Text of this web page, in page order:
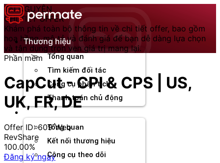
Chuyển
đến
nội
dungThương hiệu
Tổng quan
Tìm kiếm đối tác
Công cụ phân tích
Thanh toán chủ động
Đối tác
Tổng quan
Kết nối thương hiệu
Công cụ theo dõi
TÀI NGUYÊN
CHI TIẾT OFFER
Khám phá toàn bộ thông tin về chi tiết offer, bao gồm
hoa hồng, mô tả và đánh giá để bạn dễ dàng lựa chọn
và tận dụng trọn vẹn giá trị mang lại.
Phần mềm
CapCut - CPI & CPS | US,
UK, FR, DE
Offer ID: 609 Web
RevShare
100.00%
Đăng ký ngay